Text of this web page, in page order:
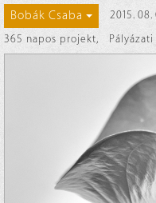
Bobák Csaba 2015. 08.
365 napos projekt,